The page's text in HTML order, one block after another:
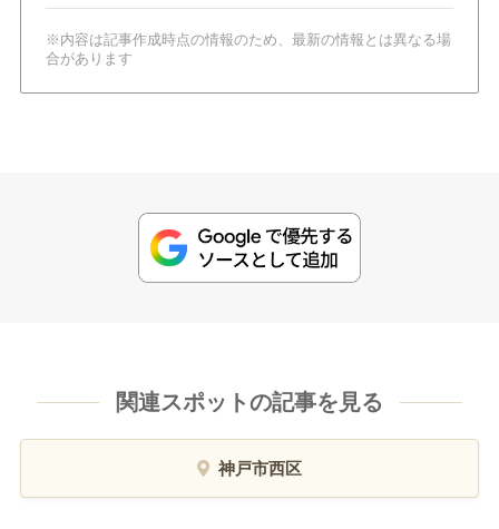
※内容は記事作成時点の情報のため、最新の情報とは異なる場
合があります
関連スポットの記事を見る
神戸市西区